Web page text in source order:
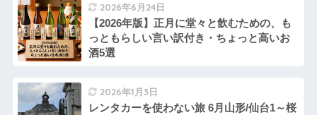
2026年6月24日
【2026年版】正月に堂々と飲むための、も
っともらしい言い訳付き・ちょっと高いお
酒5選
2026年1月3日
レンタカーを使わない旅 6月山形/仙台1～桜